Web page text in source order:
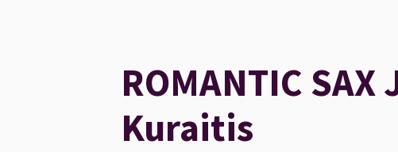
ROMANTIC SAX
Kuraitis